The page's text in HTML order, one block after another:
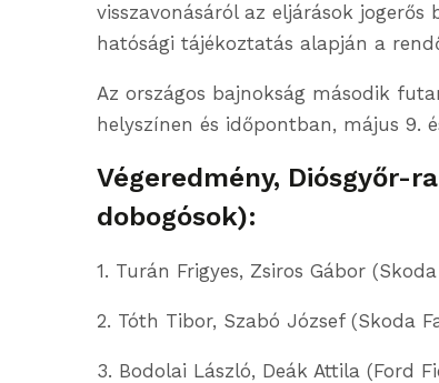
visszavonásáról az eljárások jogerős
hatósági tájékoztatás alapján a
Az országos bajnokság második
helyszínen és időpontban, május 9.
Végeredmény, Diósgyőr-
dobogósok):
1. Turán Frigyes, Zsiros Gábor
2. Tóth Tibor, Szabó József (Skoda
3. Bodolai László, Deák Attila (Ford